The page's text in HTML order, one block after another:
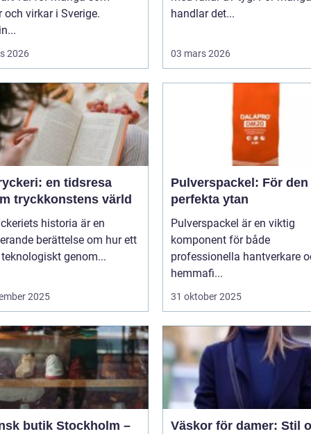
och virkar i Sverige.
2026
handlar det...
03 mars 2026
en tidsresa
tryckkonstens värld
historia är en
berättelse om hur ett
genom...
2025
Pulverspackel: För den
perfekta ytan
Pulverspackel är en viktig
komponent för både
professionella hantverkare
hemmafi...
31 oktober 2025
butik Stockholm –
Väskor för damer: Stil